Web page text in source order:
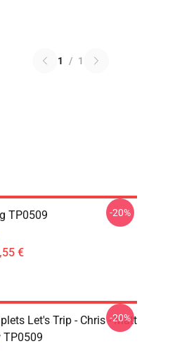
1 / 1
TP0509
€
-20%
Let's Trip - Chris - Matt
TP0509
-20%